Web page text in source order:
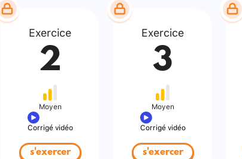
Exercice
2
Moyen
Corrigé vidéo
s'exercer
Exercice
3
Moyen
Corrigé vidéo
s'exercer